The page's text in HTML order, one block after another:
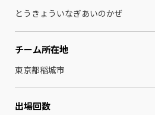
とうきょういなぎあいのかぜ
チーム所在地
東京都稲城市
出場回数